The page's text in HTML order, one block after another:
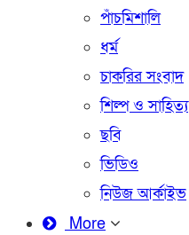
পাঁচমিশালি
ধর্ম
চাকরির সংবাদ
শিল্প ও সাহিত্য
ছবি
ভিডিও
নিউজ আর্কাইভ
More